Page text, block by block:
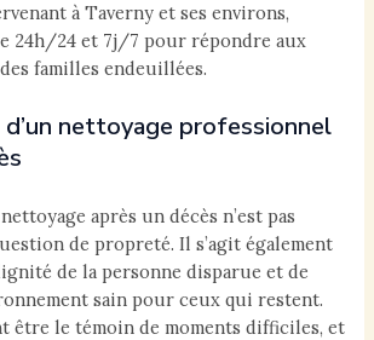
à Taverny et ses environs,
24h/24 et 7j/7 pour répondre aux
familles endeuillées.
d’un nettoyage professionnel
après un décès n’est pas
de propreté. Il s’agit également
de la personne disparue et de
sain pour ceux qui restent.
être le témoin de moments difficiles, et